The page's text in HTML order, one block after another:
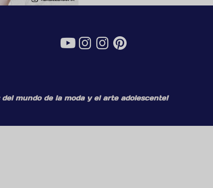
mundo de la moda y el arte adolescente!